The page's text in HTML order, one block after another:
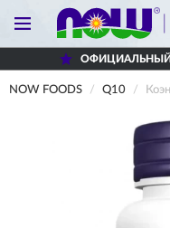
NOW FOODS Q10